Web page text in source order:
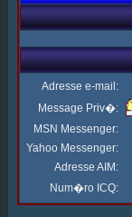
Adresse e-mail:
Message Priv�:
MSN Messenger:
Yahoo Messenger:
Adresse AIM:
Num�ro ICQ: